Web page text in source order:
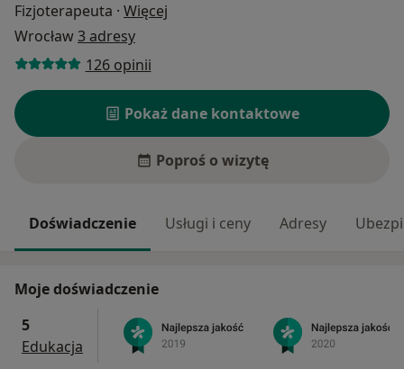
Fizjoterapeuta · Więcej
Wrocław3 adresy
126 opinii
Pokaż dane kontaktowe
Poproś o wizytę
Doświadczenie Usługi i ceny Adresy
Moje doświadczenie
5
Edukacja